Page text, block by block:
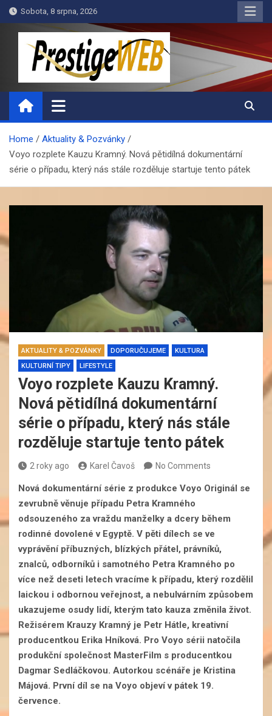
Skip
to
Sobota, 8 srpna, 2026
PrestigeWEB
Home
Aktuality & Pozvánky
Voyo rozplete Kauzu Kramný. Nová pětidílná dokumentární
série o případu, který nás stále rozděluje startuje tento pátek
AKTUALITY & POZVÁNKY DOPORUČUJEME
KULTURA
KULTURNÍ TIPY
LIFESTYLE
Voyo rozplete Kauzu Kramný.
Nová pětidílná dokumentární
série o případu, který nás stále
rozděluje startuje tento pátek
2 roky ago Karel Čavoš No Comments
Nová dokumentární série z produkce Voyo Originál se
zevrubně věnuje případu Petra Kramného
odsouzeného za vraždu manželky a dcery během
rodinné dovolené v Egyptě. V pěti dílech se ve
vyprávění příbuzných, blízkých přátel, právníků,
znalců, odborníků i samotného Petra Kramného po
více než deseti letech vracíme k případu, který rozdělil
laickou i odbornou veřejnost, a nebulvárním způsobem
ukazujeme osudy lidí, kterým tato kauza změnila život.
Režisérem Krauzy Kramný je Petr Hátle, kreativní
producentkou Erika Hníková. Pro Voyo sérii natočila
produkční společnost MasterFilm s producentkou
Dagmar Sedláčkovou. Autorkou scénáře je Kristina
Májová. První díl se na Voyo objeví v pátek 19.
července.